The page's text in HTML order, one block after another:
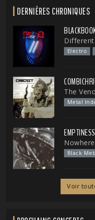
DERNIÈRES CHRONIQUES
Different
Electro
The
Metal
EMPTINESS
Black
Voir